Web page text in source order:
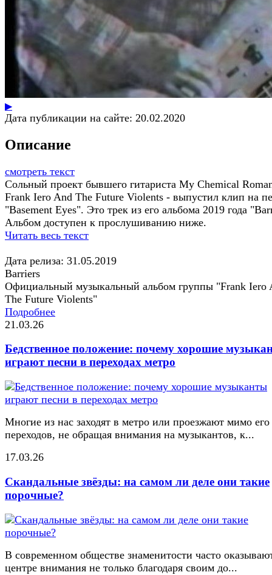
▶
Дата публикации на сайте: 20.02.2020
Описание
смотреть текст
Сольный проект бывшего гитариста My Chemical
Frank Iero And The Future Violents - выпустил клип на
"Basement Eyes". Это трек из его альбома 2019 года
Альбом доступен к прослушиванию ниже.
Читать весь текст
Дата релиза: 31.05.2019
Barriers
Официальный музыкальный альбом группы "Frank Iero
The Future Violents"
Подробнее
21.03.26
Бедственное положение: почему хорошие
играют песни в переходах метро
Многие из нас заходят в метро или проезжают мимо его
переходов, не обращая внимания на музыкантов, к...
17.03.26
Скандальные звёзды: на самом ли деле они такие
порочные?
В современном обществе знаменитости часто
центре внимания не только благодаря своим до...